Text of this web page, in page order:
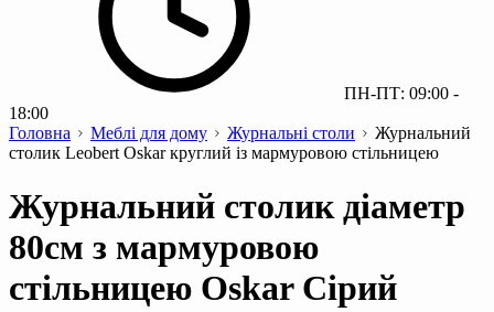
ПН-ПТ: 09:00 -
18:00
Головна
Меблі для дому Журнальні столи
Журнальний
столик Leobert Oskar круглий із мармуровою стільницею
Журнальний столик діаметр
80см з мармуровою
стільницею Oskar Сірий